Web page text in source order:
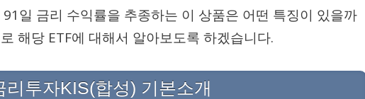
일 금리 수익률을 추종하는 이 상품은 어떤 특징이 있을까
해당 ETF에 대해서 알아보도록 하겠습니다.
리투자KIS(합성) 기본소개